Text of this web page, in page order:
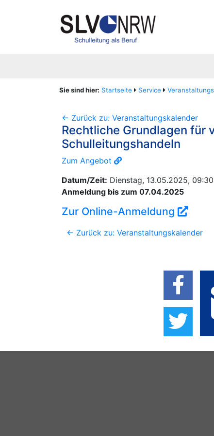
Sie sind hier: Startseite Service
<- Zurück zu: Veranstaltungskalender
Rechtliche Grundlagen für
Schulleitungshandeln
Zum Angebot
Datum/Zeit: Dienstag, 13.05.2025,
Anmeldung bis zum 07.04.2025
Zur Online-Anmeldung
<- Zurück zu: Veranstaltungskalender